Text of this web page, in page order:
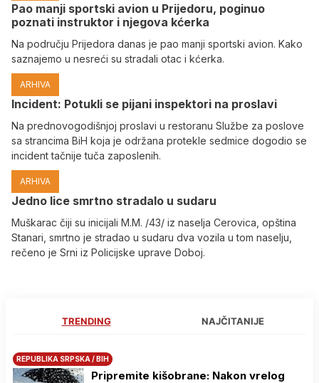
Pao manji sportski avion u Prijedoru, poginuo
poznati instruktor i njegova kćerka
Na području Prijedora danas je pao manji sportski avion. Kako
saznajemo u nesreći su stradali otac i kćerka.
ARHIVA
Incident: Potukli se pijani inspektori na proslavi
Na prednovogodišnjoj proslavi u restoranu Službe za poslove
sa strancima BiH koja je održana protekle sedmice dogodio se
incident tačnije tuča zaposlenih.
ARHIVA
Јedno lice smrtno stradalo u sudaru
Muškarac čiji su inicijali M.M. /43/ iz naselja Cerovica, opština
Stanari, smrtno je stradao u sudaru dva vozila u tom naselju,
rečeno je Srni iz Policijske uprave Doboj.
TRENDING NAJČITANIJE
REPUBLIKA SRPSKA / BIH
Pripremite kišobrane: Nakon vrelog